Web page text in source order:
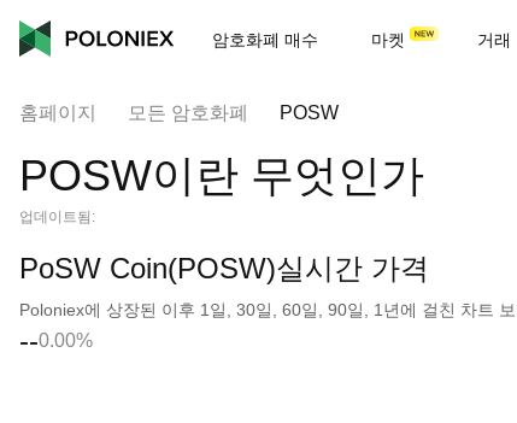
암호화폐 매수 마켓 거래
홈페이지 모든 암호화폐 POSW
POSW이란 무엇인가
업데이트됨:
PoSW Coin(POSW)실시간 가격
Poloniex에 상장된 이후 1일, 30일, 60일, 90일, 1년에 걸친 차트
--0.00%